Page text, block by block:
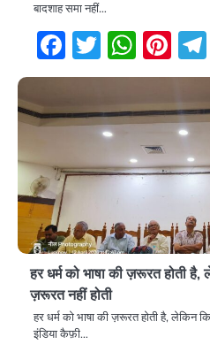
बादशाह समा नहीं…
Facebook
Twitter
हर धर्म को भाषा की ज़रूरत होती है,
ज़रूरत नहीं होती
हर धर्म को भाषा की ज़रूरत होती है, लेकिन
इंडिया कैफ़ी…